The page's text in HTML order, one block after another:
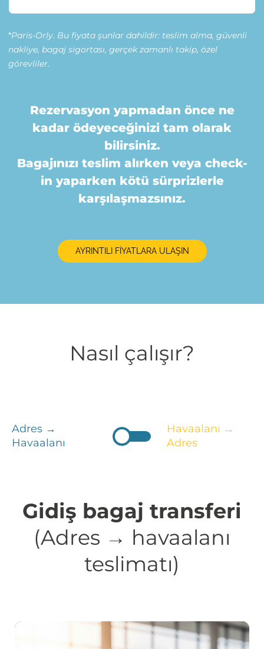
*Paris-Orly. Bu fiyata şunlar dahildir: teslim alma, güvenli
nakliye, bagaj sigortası, gerçek zamanlı takip, özel
görevliler.
Rezervasyon yapmadan önce ne
kadar ödeyeceğinizi tam olarak
bilirsiniz.
Bagajınızı teslim alırken veya check-
in yaparken kötü sürprizlerle
karşılaşmazsınız.
AYRINTILI FİYATLARA ULAŞIN
Nasıl çalışır?
Adres →
Havaalanı
Havaalanı →
Adres
Gidiş bagaj transferi
(Adres → havaalanı
teslimatı)